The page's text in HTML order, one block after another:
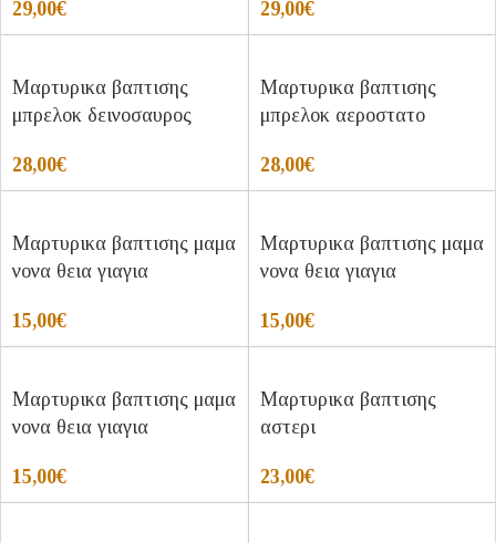
29,00€ 29,00€
Μαρτυρικα βαπτισης
μπρελοκ δεινοσαυρος
28,00€
Μαρτυρικα βαπτισης
μπρελοκ αεροστατο
28,00€
Μαρτυρικα βαπτισης μαμα
νονα θεια γιαγια
15,00€
Μαρτυρικα βαπτισης μαμα
νονα θεια γιαγια
15,00€
Μαρτυρικα βαπτισης μαμα
νονα θεια γιαγια
15,00€
Μαρτυρικα βαπτισης
αστερι
23,00€